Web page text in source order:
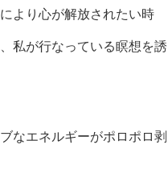
より心が解放されたい時
私が行なっている瞑想を誘
なエネルギーがポロポロ剥